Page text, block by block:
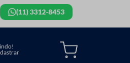
(11) 3312-8453